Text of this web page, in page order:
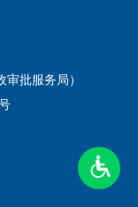
批服务局）